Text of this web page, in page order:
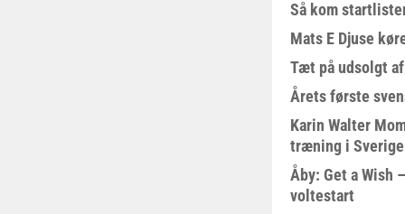
Så kom
Mats E Djuse
Tæt på udsolgt
Årets første
Karin Walter
træning i Sverige
Åby: Get a Wish
voltestart